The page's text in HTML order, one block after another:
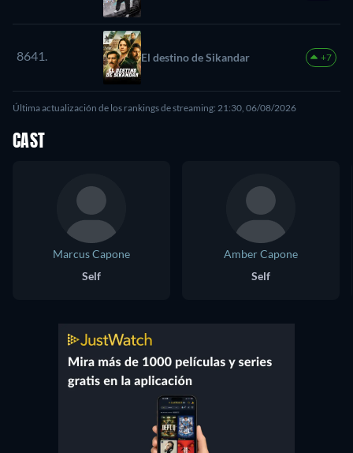
8641. El destino de Sikandar +7
Última actualización de los rankings de streaming: 21:30, 06/08/2026
CAST
Marcus Capone
Self
Amber Capone
Self